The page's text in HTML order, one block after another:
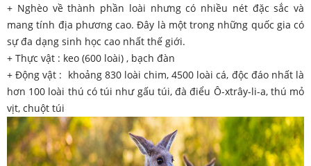
+ Nghèo về thành phần loài nhưng có nhiều nét đặc sắc và
mang tính địa phương cao. Đây là một trong những quốc gia có
sự đa dạng sinh học cao nhất thế giới.
+ Thực vật : keo (600 loài) , bạch đàn
+ Động vật : khoảng 830 loài chim, 4500 loài cá, độc đáo nhất là
hơn 100 loài thú có túi như gấu túi, đà điểu Ô-xtrây-li-a, thú mỏ
vịt, chuột túi